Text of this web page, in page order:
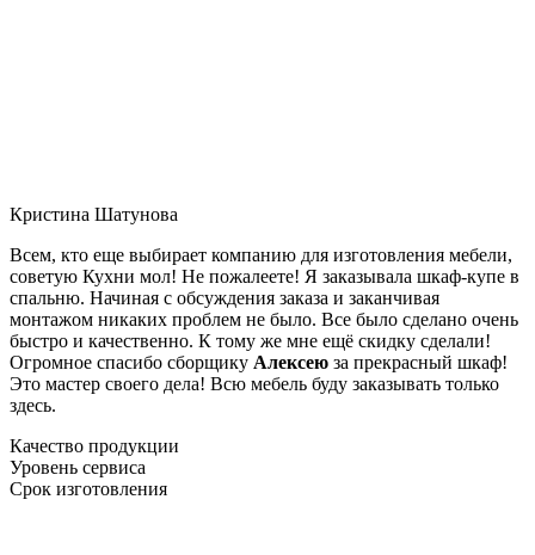
Кристина Шатунова
Всем, кто еще выбирает компанию для изготовления мебели,
советую Кухни мол! Не пожалеете! Я заказывала шкаф-купе в
спальню. Начиная с обсуждения заказа и заканчивая
монтажом никаких проблем не было. Все было сделано очень
быстро и качественно. К тому же мне ещё скидку сделали!
Огромное спасибо сборщику Алексею за прекрасный шкаф!
Это мастер своего дела! Всю мебель буду заказывать только
здесь.
Качество продукции
Уровень сервиса
Срок изготовления